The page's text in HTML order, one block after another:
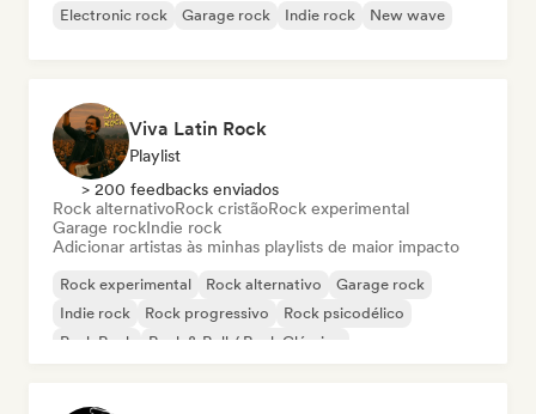
Electronic rock
Garage rock Indie rock New wave
Viva Latin Rock
Playlist
> 200 feedbacks enviados
Rock alternativoRock cristãoRock experimental
Garage rockIndie rock
Adicionar artistas às minhas playlists de maior impacto
Rock experimental Rock alternativo
Garage rock
Indie rock
Rock progressivo
Rock psicodélico
Punk Rock
Rock & Roll / Rock Clássico